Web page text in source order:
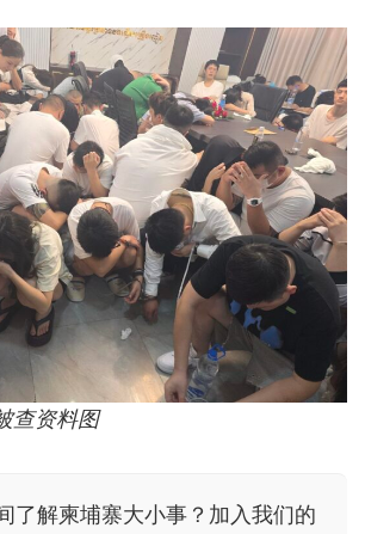
查资料图
了解柬埔寨大小事？加入我们的